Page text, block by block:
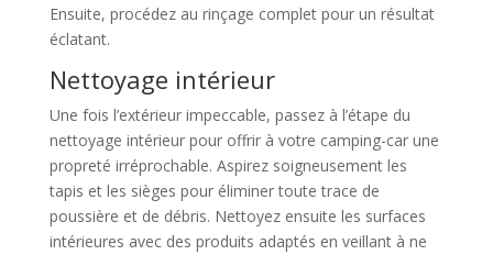
Ensuite, procédez au rinçage complet pour un résultat
éclatant.
Nettoyage intérieur
Une fois l’extérieur impeccable, passez à l’étape du
nettoyage intérieur pour offrir à votre camping-car une
propreté irréprochable. Aspirez soigneusement les
tapis et les sièges pour éliminer toute trace de
poussière et de débris. Nettoyez ensuite les surfaces
intérieures avec des produits adaptés en veillant à ne